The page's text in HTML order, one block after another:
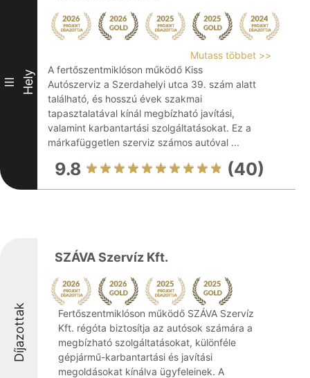
III Hely
Mutass többet >>
A fertőszentmiklóson működő Kiss
Autószerviz a Szerdahelyi utca 39. szám alatt
található, és hosszú évek szakmai
tapasztalatával kínál megbízható javítási,
valamint karbantartási szolgáltatásokat. Ez a
márkafüggetlen szerviz számos autóval ...
9.8 (40)
Díjazottak
SZÁVA Szervíz Kft.
Fertőszentmiklóson működő SZÁVA Szervíz
Kft. régóta biztosítja az autósok számára a
megbízható szolgáltatásokat, különféle
gépjármű-karbantartási és javítási
megoldásokat kínálva ügyfeleinek. A